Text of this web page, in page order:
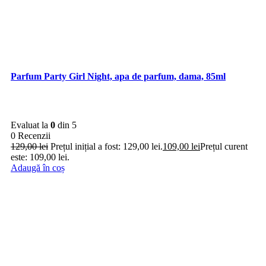
Parfum Party Girl Night, apa de parfum, dama, 85ml
Evaluat la 0 din 5
0 Recenzii
129,00lei Prețul inițial a fost: 129,00 lei.109,00 leiPrețul curent
este: 109,00 lei.
Adaugă în coș